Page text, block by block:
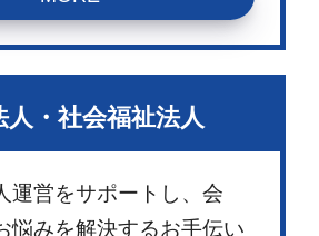
人・社会福祉法人
運営をサポートし、会
悩みを解決するお手伝い